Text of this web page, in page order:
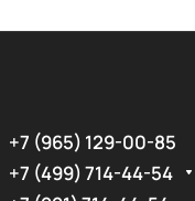
+7 (965) 129-00-85
+7 (499) 714-44-54